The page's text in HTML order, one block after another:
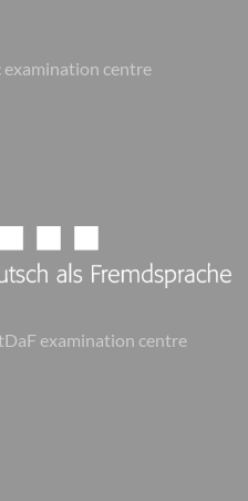
examination centre
examination centre